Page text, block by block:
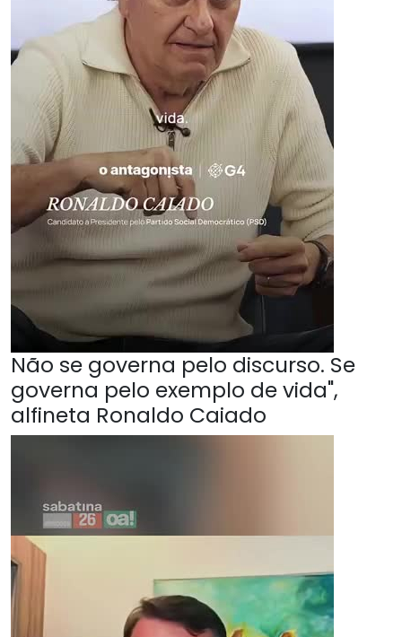
Não se governa pelo discurso. Se
governa pelo exemplo de vida",
alfineta Ronaldo Caiado